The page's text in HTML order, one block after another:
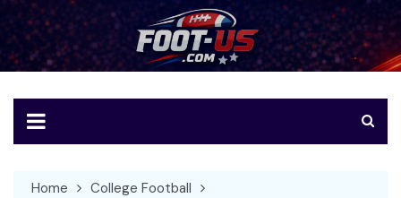
to
content
Foot-US
Le football américain en français
Home
College Football